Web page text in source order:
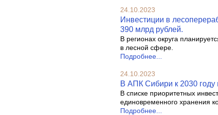
24.10.2023
Инвестиции в
390 млрд рублей.
В регионах округа
в лесной сфере.
Подробнее...
24.10.2023
В АПК Сибири к 2030 году
В списке приоритетных
единовременного хранения
Подробнее...